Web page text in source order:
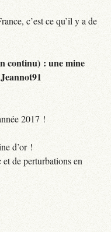
c’est ce qu’il y a de
continu) : une mine
Jeannot91
2017 !
d’or !
de perturbations en